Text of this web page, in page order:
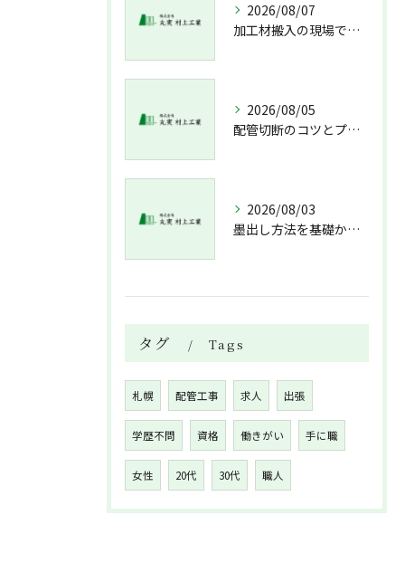
2026/08/07
加工材搬入の現場で押さえておきたい流れと架台設置配管敷設までの実務解説
2026/08/05
配管切断のコツとプロが教える失敗しない工具選び
2026/08/03
墨出し方法を基礎から実践まで一人作業でも正確にこなすコツと墨出し作業の注意点
タグ Tags
札幌 配管工事 求人 出張
学歴不問 資格 働きがい 手に職
女性 20代 30代 職人